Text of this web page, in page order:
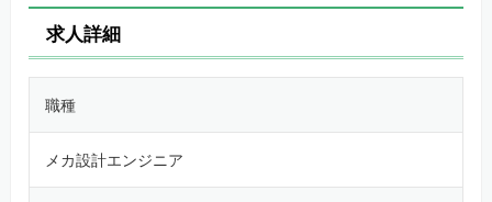
求人詳細
職種
メカ設計エンジニア